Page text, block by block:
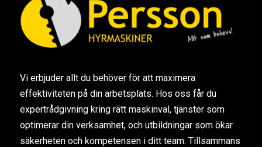
Vi erbjuder allt du behöver för att maximera
effektiviteten på din arbetsplats. Hos oss får du
expertrådgivning kring rätt maskinval, tjänster som
optimerar din verksamhet, och utbildningar som ökar
säkerheten och kompetensen i ditt team. Tillsammans